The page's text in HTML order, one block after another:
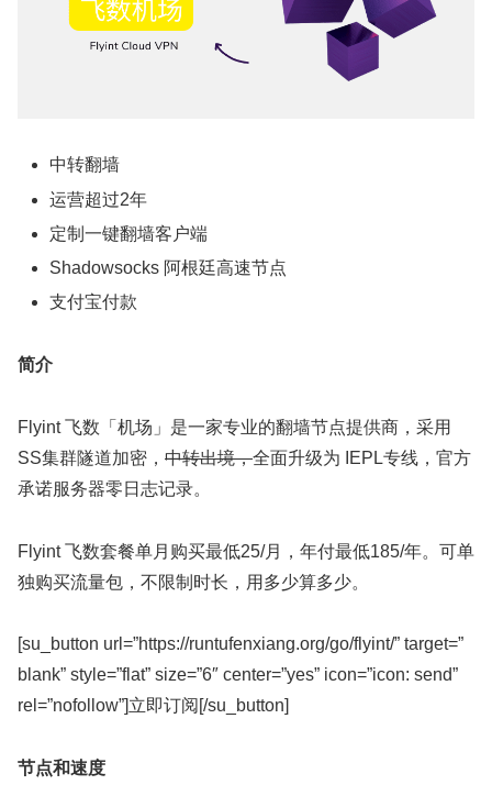
中转翻墙
运营超过2年
定制一键翻墙客户端
Shadowsocks 阿根廷高速节点
支付宝付款
简介
Flyint 飞数「机场」是一家专业的翻墙节点提供商，采用
SS集群隧道加密， 中转出境，全面升级为 IEPL专线，官方
承诺服务器零日志记录。
Flyint 飞数套餐单月购买最低25/月，年付最低185/年。可单
独购买流量包，不限制时长，用多少算多少。
[su_button url=”https://runtufenxiang.org/go/flyint/” target=”
blank” style=”flat” size=”6″ center=”yes” icon=”icon: send”
rel=”nofollow”]立即订阅[/su_button]
节点和速度